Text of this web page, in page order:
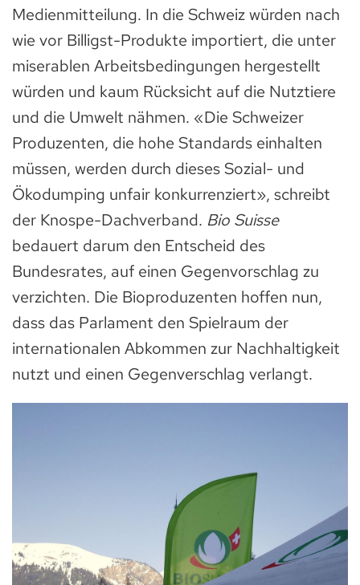
Medienmitteilung. In die Schweiz würden nach
wie vor Billigst-Produkte importiert, die unter
miserablen Arbeitsbedingungen hergestellt
würden und kaum Rücksicht auf die Nutztiere
und die Umwelt nähmen. «Die Schweizer
Produzenten, die hohe Standards einhalten
müssen, werden durch dieses Sozial- und
Ökodumping unfair konkurrenziert», schreibt
der Knospe-Dachverband. Bio Suisse
bedauert darum den Entscheid des
Bundesrates, auf einen Gegenvorschlag zu
verzichten. Die Bioproduzenten hoffen nun,
dass das Parlament den Spielraum der
internationalen Abkommen zur Nachhaltigkeit
nutzt und einen Gegenverschlag verlangt.